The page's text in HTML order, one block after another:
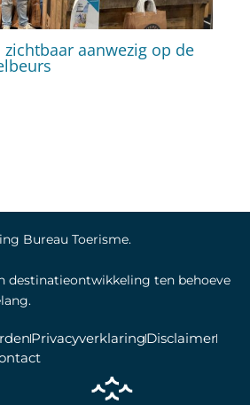
aanwezig op de
Bureau Toerisme.
destinatieontwikkeling ten behoeve
PrivacyverklaringDisclaimer